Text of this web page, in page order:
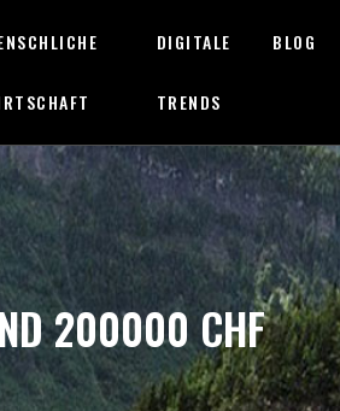
DIGITALE
TRENDS
BLOG
200000 CHF